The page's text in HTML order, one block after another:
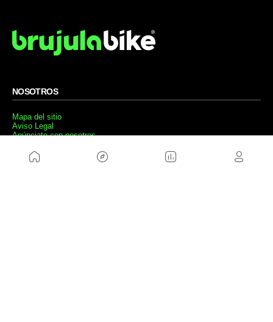
NOSOTROS
Mapa del sitio
Aviso Legal
Anúnciate con nosotros
Política de privacidad
Contacto